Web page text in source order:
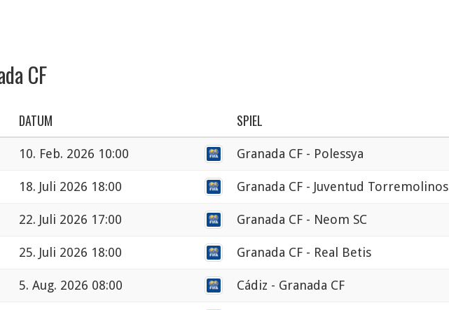
CF
DATUM SPIEL
10. Feb. 2026 10:00 Granada CF - Polessya
18. Juli 2026 18:00 Granada CF - Juventud Torremolinos
22. Juli 2026 17:00 Granada CF - Neom SC
25. Juli 2026 18:00 Granada CF - Real Betis
5. Aug. 2026 08:00 Cádiz - Granada CF